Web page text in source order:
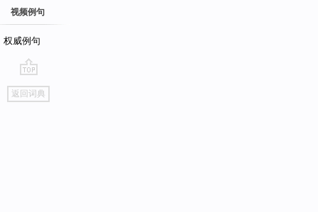
视频例句
权威例句
go
top
返回词典